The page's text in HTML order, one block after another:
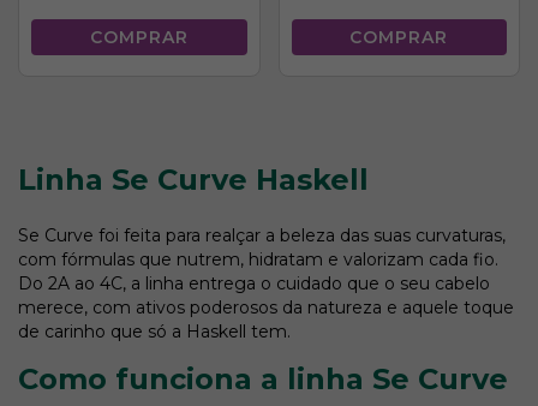
Linha Se Curve Haskell
Se Curve foi feita para realçar a beleza das suas curvaturas,
com fórmulas que nutrem, hidratam e valorizam cada fio.
Do 2A ao 4C, a linha entrega o cuidado que o seu cabelo
merece, com ativos poderosos da natureza e aquele toque
de carinho que só a Haskell tem.
Como funciona a linha Se Curve